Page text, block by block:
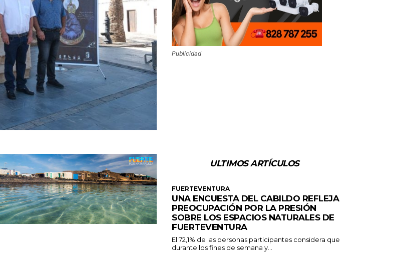
Publicidad
ULTIMOS ARTÍCULOS
FUERTEVENTURA
UNA ENCUESTA DEL CABILDO REFLEJA
PREOCUPACIÓN POR LA PRESIÓN
SOBRE LOS ESPACIOS NATURALES DE
FUERTEVENTURA
El 72,1% de las personas participantes considera que
durante los fines de semana y...